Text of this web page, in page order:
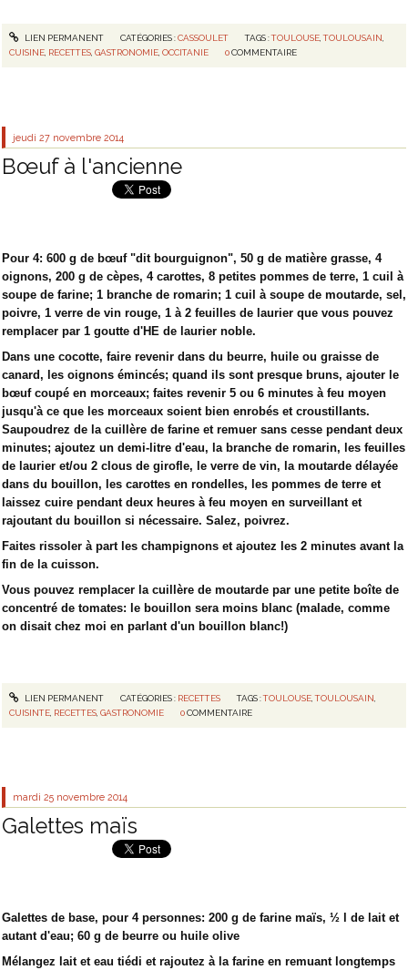
LIEN PERMANENT CATÉGORIES :CASSOULET TAGS :TOULOUSE,TOULOUSAIN,
CUISINE, RECETTES,GASTRONOMIE,OCCITANIE 0 COMMENTAIRE
jeudi 27 novembre 2014
Bœuf à l'ancienne
Pour 4: 600 g de bœuf "dit bourguignon", 50 g de matière grasse, 4
oignons, 200 g de cèpes, 4 carottes, 8 petites pommes de terre, 1 cuil à
soupe de farine; 1 branche de romarin; 1 cuil à soupe de moutarde, sel,
poivre, 1 verre de vin rouge, 1 à 2 feuilles de laurier que vous pouvez
remplacer par 1 goutte d'HE de laurier noble.
Dans une cocotte, faire revenir dans du beurre, huile ou graisse de
canard, les oignons émincés; quand ils sont presque bruns, ajouter le
bœuf coupé en morceaux; faites revenir 5 ou 6 minutes à feu moyen
jusqu'à ce que les morceaux soient bien enrobés et croustillants.
Saupoudrez de la cuillère de farine et remuer sans cesse pendant deux
minutes; ajoutez un demi-litre d'eau, la branche de romarin, les feuilles
de laurier et/ou 2 clous de girofle, le verre de vin, la moutarde délayée
dans du bouillon, les carottes en rondelles, les pommes de terre et
laissez cuire pendant deux heures à feu moyen en surveillant et
rajoutant du bouillon si nécessaire. Salez, poivrez.
Faites rissoler à part les champignons et ajoutez les 2 minutes avant la
fin de la cuisson.
Vous pouvez remplacer la cuillère de moutarde par une petite boîte de
concentré de tomates: le bouillon sera moins blanc (malade, comme
on disait chez moi en parlant d'un bouillon blanc!)
LIEN PERMANENT CATÉGORIES : RECETTES TAGS :TOULOUSE ,TOULOUSAIN
CUISINTE RECETTES ,GASTRONOMIE 0 COMMENTAIRE
mardi 25 novembre 2014
Galettes maïs
Galettes de base, pour 4 personnes: 200 g de farine maïs, ½ l de lait et
autant d'eau; 60 g de beurre ou huile olive
Mélangez lait et eau tiédi et rajoutez à la farine en remuant longtemps